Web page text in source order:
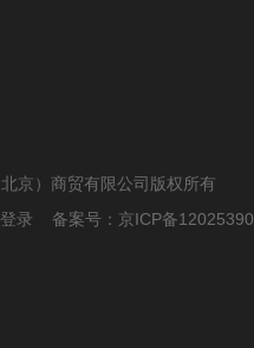
京）商贸有限公司版权所有
录 备案号： 京ICP备